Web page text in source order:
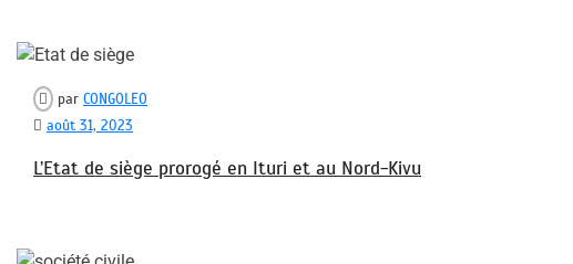
par CONGOLEO
août 31, 2023
L’Etat de siège prorogé en Ituri et au Nord-Kivu